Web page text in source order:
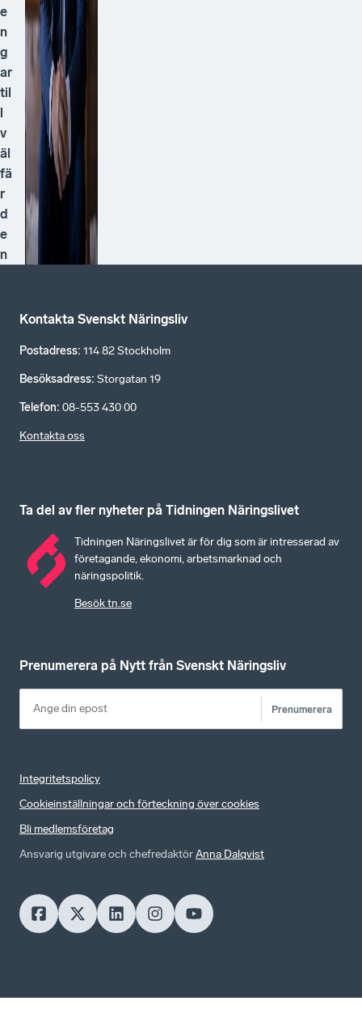
e
n
g
ar
til
v
äl
fä
r
d
e
n
Kontakta Svenskt Näringsliv
Postadress: 114 82 Stockholm
Besöksadress: Storgatan 19
Telefon: 08-553 430 00
Kontakta oss
Ta del av fler nyheter på Tidningen Näringslivet
Tidningen Näringslivet är för dig som är intresserad av
företagande, ekonomi, arbetsmarknad och
näringspolitik.
Besök tn.se
Prenumerera på Nytt från Svenskt Näringsliv
Prenumerera
Integritetspolicy
Cookieinställningar och förteckning över cookies
Bli medlemsföretag
Ansvarig utgivare och chefredaktörAnna Dalqvist